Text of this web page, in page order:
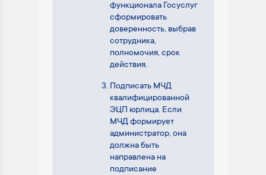
функционала Госуслуг
сформировать
доверенность, выбрав
сотрудника,
полномочия, срок
действия.
Подписать МЧД
квалифицированной
ЭЦП юрлица. Если
МЧД формирует
администратор, она
должна быть
направлена на
подписание